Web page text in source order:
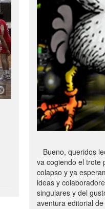
Bueno, queridos
va cogiendo el trote
colapso y ya
ideas y
singulares y del
aventura editorial